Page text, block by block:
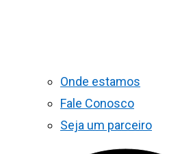
Onde estamos
Fale Conosco
Seja um parceiro